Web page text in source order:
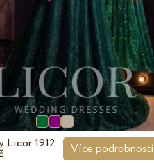
Licor 1912 Více podrobností